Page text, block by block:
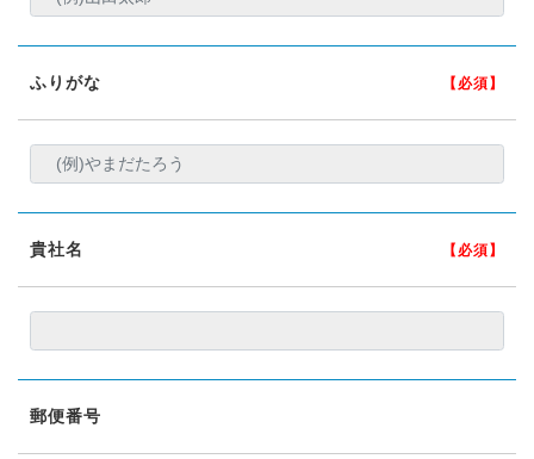
ふりがな 【必須】
貴社名 【必須】
郵便番号